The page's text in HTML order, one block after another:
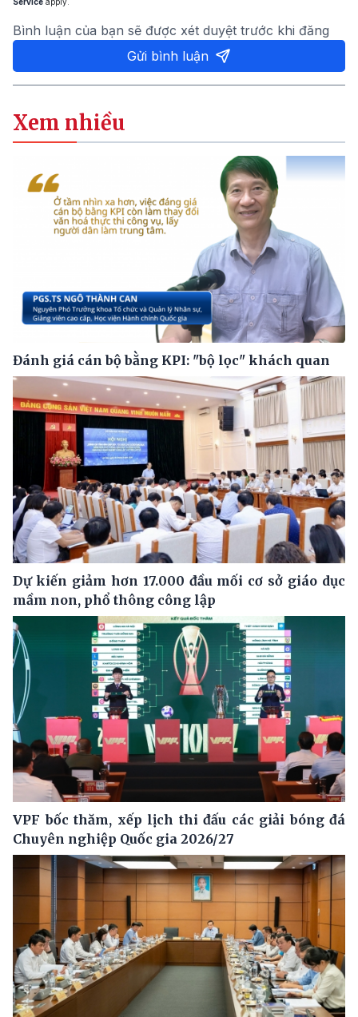
Bình luận của bạn sẽ được xét duyệt trước khi đăng
Gửi bình luận
Xem nhiều
Đánh giá cán bộ bằng KPI: "bộ lọc" khách quan
Dự kiến giảm hơn 17.000 đầu mối cơ sở giáo dục
mầm non, phổ thông công lập
VPF bốc thăm, xếp lịch thi đấu các giải bóng đá
Chuyên nghiệp Quốc gia 2026/27